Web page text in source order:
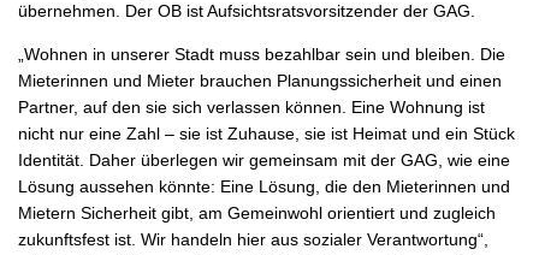
übernehmen. Der OB ist Aufsichtsratsvorsitzender der GAG.
„Wohnen in unserer Stadt muss bezahlbar sein und bleiben. Die
Mieterinnen und Mieter brauchen Planungssicherheit und einen
Partner, auf den sie sich verlassen können. Eine Wohnung ist
nicht nur eine Zahl – sie ist Zuhause, sie ist Heimat und ein Stück
Identität. Daher überlegen wir gemeinsam mit der GAG, wie eine
Lösung aussehen könnte: Eine Lösung, die den Mieterinnen und
Mietern Sicherheit gibt, am Gemeinwohl orientiert und zugleich
zukunftsfest ist. Wir handeln hier aus sozialer Verantwortung“,